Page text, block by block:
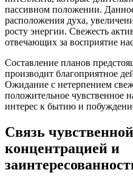
пассивном положении.
расположения духа,
росту энергии. Свежесть
отвечающих за восприятие
Составление планов
производит благоприятное
Ожидание с нетерпением
положительное чувственное
интерес к бытию и
Связь
концентрацией и